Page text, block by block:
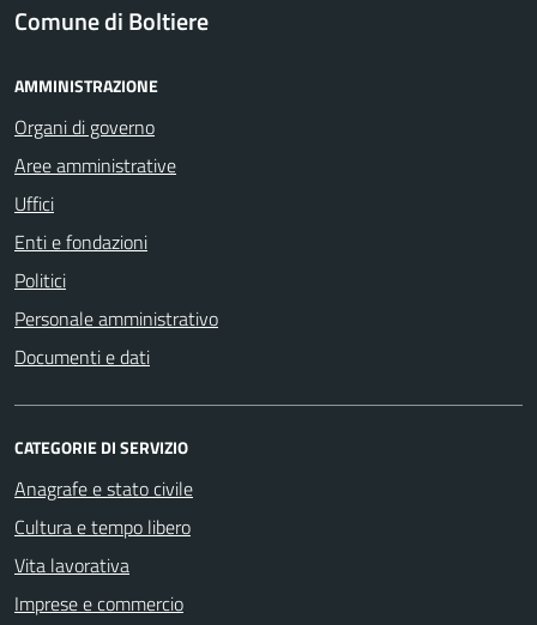
Comune di Boltiere
AMMINISTRAZIONE
Organi di governo
Aree amministrative
Uffici
Enti e fondazioni
Politici
Personale amministrativo
Documenti e dati
CATEGORIE DI SERVIZIO
Anagrafe e stato civile
Cultura e tempo libero
Vita lavorativa
Imprese e commercio